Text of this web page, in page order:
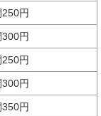
円
円
円
円
円